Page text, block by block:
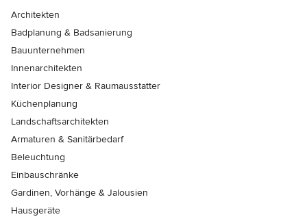
Architekten
Badplanung & Badsanierung
Bauunternehmen
Innenarchitekten
Interior Designer & Raumausstatter
Küchenplanung
Landschaftsarchitekten
Armaturen & Sanitärbedarf
Beleuchtung
Einbauschränke
Gardinen, Vorhänge & Jalousien
Hausgeräte